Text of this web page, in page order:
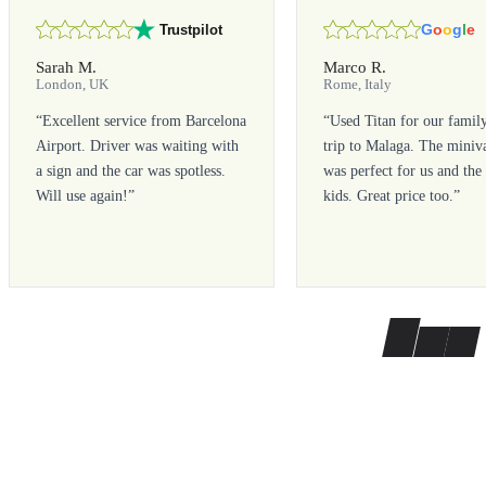
Trustpilot
Sarah M.
London, UK
“Excellent service from Barcelona
Airport. Driver was waiting with
a sign and the car was spotless.
Will use again!”
Google
Marco R.
Rome, Italy
“Used Titan for our
trip to Malaga. The
was perfect for us and the
kids. Great price too.”